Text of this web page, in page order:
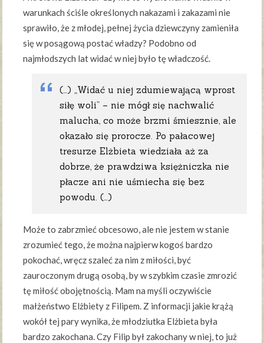
warunkach ściśle określonych nakazami i zakazami nie
sprawiło, że z młodej, pełnej życia dziewczyny zamieniła
się w posągową postać władzy? Podobno od
najmłodszych lat widać w niej było tę władczość.
(…) „Widać u niej zdumiewającą wprost
siłę woli” – nie mógł się nachwalić
malucha, co może brzmi śmiesznie, ale
okazało się prorocze. Po pałacowej
tresurze Elżbieta wiedziała aż za
dobrze, że prawdziwa księżniczka nie
płacze ani nie uśmiecha się bez
powodu. (…)
Może to zabrzmieć obcesowo, ale nie jestem w stanie
zrozumieć tego, że można najpierw kogoś bardzo
pokochać, wręcz szaleć za nim z miłości, być
zauroczonym drugą osobą, by w szybkim czasie zmrozić
tę miłość obojętnością. Mam na myśli oczywiście
małżeństwo Elżbiety z Filipem. Z informacji jakie krążą
wokół tej pary wynika, że młodziutka Elżbieta była
bardzo zakochana. Czy Filip był zakochany w niej, to już